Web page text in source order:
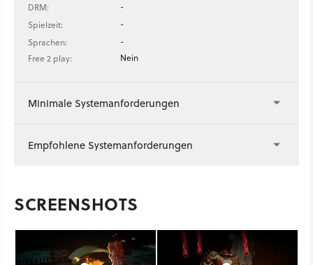
DRM:
-
Spielzeit:
-
Sprachen:
-
Free 2 play:
Nein
Minimale Systemanforderungen
Empfohlene Systemanforderungen
SCREENSHOTS